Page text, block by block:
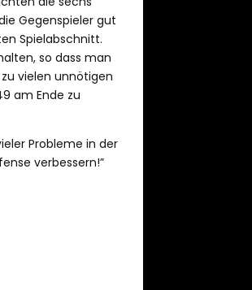
Gegenspieler gut
Spielabschnitt.
so dass man
vielen unnötigen
am Ende zu
Probleme in der
verbessern!”